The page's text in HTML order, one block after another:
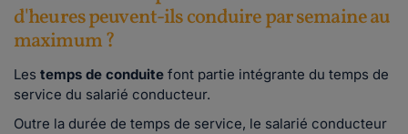
d'heures peuvent-ils conduire par semaine au
maximum ?
Les temps de conduite font partie intégrante du temps de
service du salarié conducteur.
Outre la durée de temps de service, le salarié conducteur